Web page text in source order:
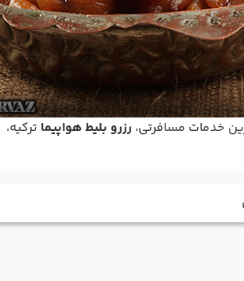
خدمات مسافرتی، رزرو بلیط هواپیما ترکیه،